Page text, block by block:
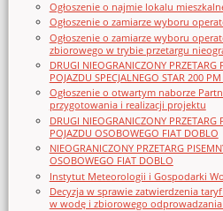
Ogłoszenie o najmie lokalu
Ogłoszenie o zamiarze wyboru
Ogłoszenie o zamiarze wyboru
zbiorowego w trybie przetargu
DRUGI NIEOGRANICZONY PRZETARG
POJAZDU SPECJALNEGO STAR 200
Ogłoszenie o otwartym naborze
przygotowania i realizacji projektu
DRUGI NIEOGRANICZONY PRZETARG
POJAZDU OSOBOWEGO FIAT DOBLO
NIEOGRANICZONY PRZETARG
OSOBOWEGO FIAT DOBLO
Instytut Meteorologii i Gospodarki
Decyzja w sprawie zatwierdzenia
w wodę i zbiorowego